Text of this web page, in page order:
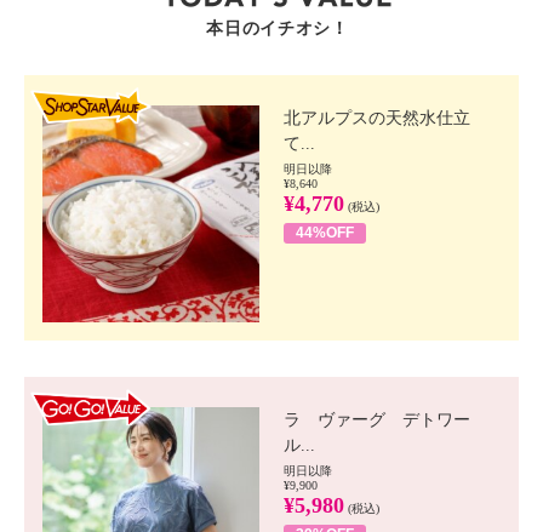
本日のイチオシ！
北アルプスの天然水仕立
て...
明日以降
¥8,640
¥4,770 (税込)
44%OFF
ラ ヴァーグ デトワー
ル...
明日以降
¥9,900
¥5,980 (税込)